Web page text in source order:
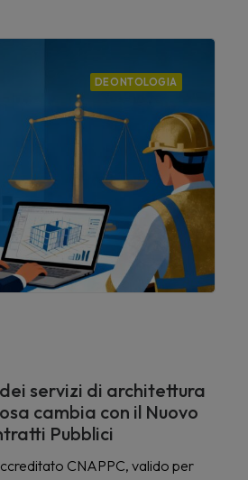
DEONTOLOGIA
servizi di architettura
cambia con il Nuovo
Pubblici
CNAPPC, valido per